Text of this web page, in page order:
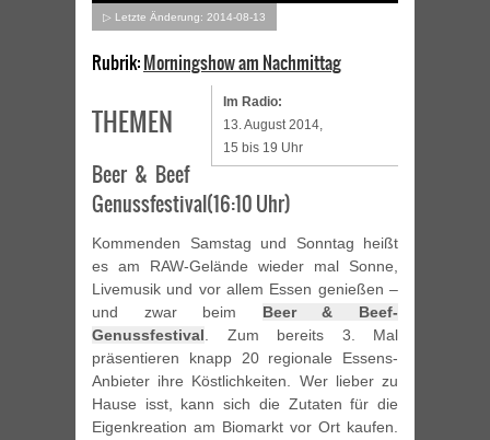
▷ Letzte Änderung: 2014-08-13
Rubrik:Morningshow am Nachmittag
Im Radio:
13. August 2014,
15 bis 19 Uhr
THEMEN
Beer & Beef
Genussfestival(16:10 Uhr)
Kommenden Samstag und Sonntag heißt
es am RAW-Gelände wieder mal Sonne,
Livemusik und vor allem Essen genießen –
und zwar beim Beer & Beef-
Genussfestival. Zum bereits 3. Mal
präsentieren knapp 20 regionale Essens-
Anbieter ihre Köstlichkeiten. Wer lieber zu
Hause isst, kann sich die Zutaten für die
Eigenkreation am Biomarkt vor Ort kaufen.